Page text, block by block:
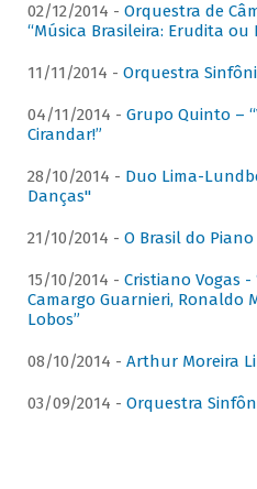
02/12/2014 - Orquestra de
“Música Brasileira: Erudita ou
11/11/2014 - Orquestra
04/11/2014 - Grupo Quinto –
Cirandar!”
28/10/2014 - Duo Lima-
Danças"
21/10/2014 - O Brasil do
15/10/2014 - Cristiano Vogas
Camargo Guarnieri, Ronaldo
Lobos”
08/10/2014 - Arthur Moreira
03/09/2014 - Orquestra